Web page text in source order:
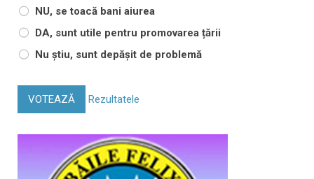
NU, se toacă bani aiurea
DA, sunt utile pentru promovarea țării
Nu știu, sunt depășit de problemă
VOTEAZĂ Rezultatele